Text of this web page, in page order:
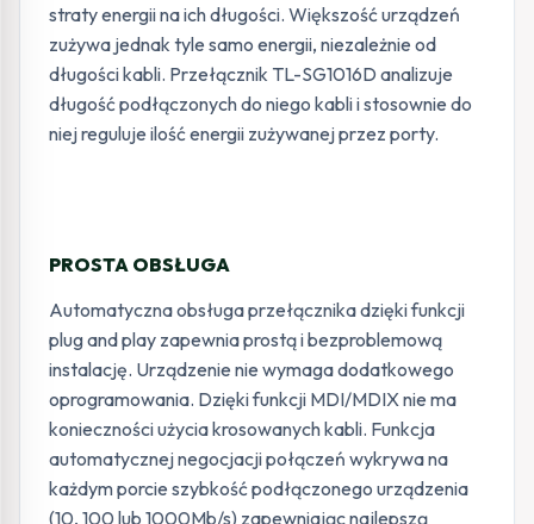
straty energii na ich długości. Większość urządzeń
zużywa jednak tyle samo energii, niezależnie od
długości kabli. Przełącznik TL-SG1016D analizuje
długość podłączonych do niego kabli i stosownie do
niej reguluje ilość energii zużywanej przez porty.
PROSTA OBSŁUGA
Automatyczna obsługa przełącznika dzięki funkcji
plug and play zapewnia prostą i bezproblemową
instalację. Urządzenie nie wymaga dodatkowego
oprogramowania. Dzięki funkcji MDI/MDIX nie ma
konieczności użycia krosowanych kabli. Funkcja
automatycznej negocjacji połączeń wykrywa na
każdym porcie szybkość podłączonego urządzenia
(10, 100 lub 1000Mb/s) zapewniając najlepszą